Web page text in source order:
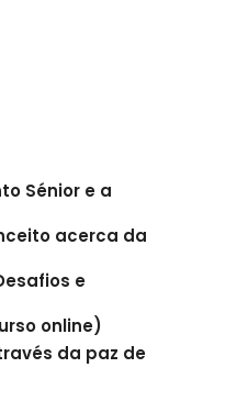
Sénior e a
acerca da
e
online)
da paz de